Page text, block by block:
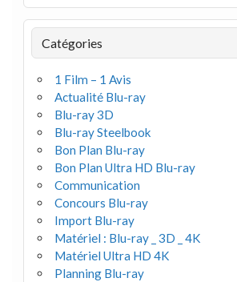
Catégories
1 Film – 1 Avis
Actualité Blu-ray
Blu-ray 3D
Blu-ray Steelbook
Bon Plan Blu-ray
Bon Plan Ultra HD Blu-ray
Communication
Concours Blu-ray
Import Blu-ray
Matériel : Blu-ray _ 3D _ 4K
Matériel Ultra HD 4K
Planning Blu-ray